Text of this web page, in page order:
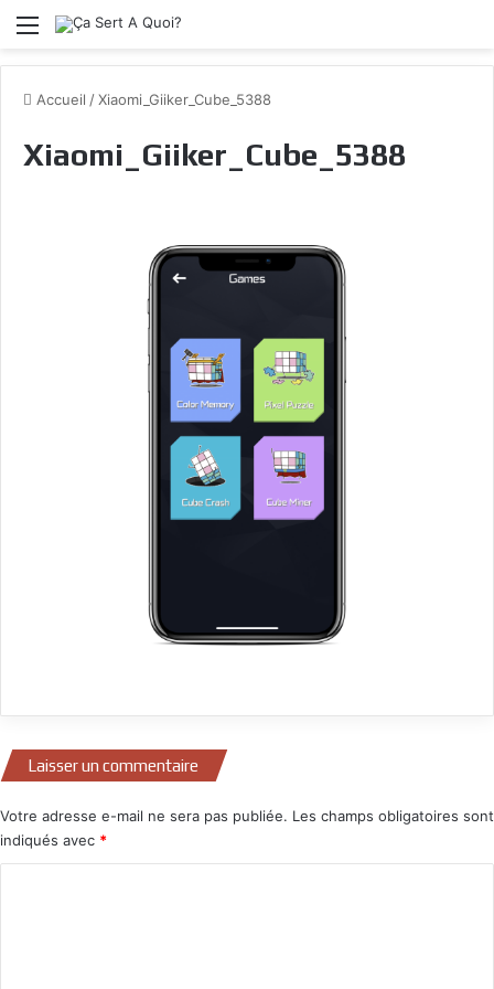
Menu
Accueil /Xiaomi_Giiker_Cube_5388
Xiaomi_Giiker_Cube_5388
Laisser un commentaire
Votre adresse e-mail ne sera pas publiée. Les champs obligatoires sont
indiqués avec *